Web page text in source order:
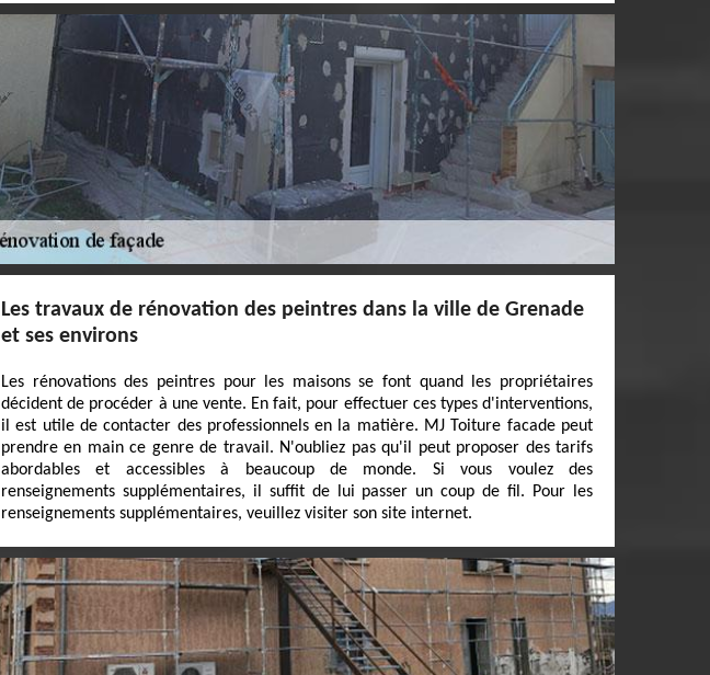
Les travaux de rénovation des peintres dans la ville de Grenade
et ses environs
Les rénovations des peintres pour les maisons se font quand les propriétaires
décident de procéder à une vente. En fait, pour effectuer ces types d'interventions,
il est utile de contacter des professionnels en la matière. MJ Toiture facade peut
prendre en main ce genre de travail. N'oubliez pas qu'il peut proposer des tarifs
abordables et accessibles à beaucoup de monde. Si vous voulez des
renseignements supplémentaires, il suffit de lui passer un coup de fil. Pour les
renseignements supplémentaires, veuillez visiter son site internet.